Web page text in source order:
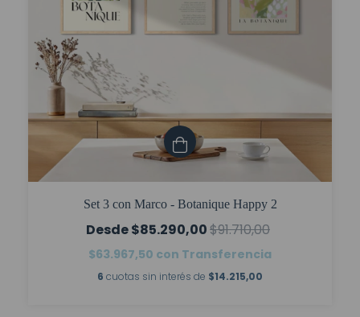
Set 3 con Marco - Botanique Happy 2
$85.290,00$91.710,00
$63.967,50 con Transferencia
6 cuotas sin interés de $14.215,00